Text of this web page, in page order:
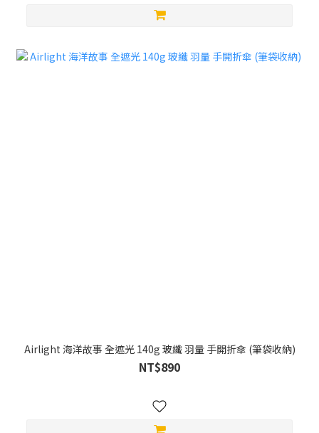
Airlight 海洋故事 全遮光 140g 玻纖 羽量 手開折傘 (筆袋收納)
NT$890